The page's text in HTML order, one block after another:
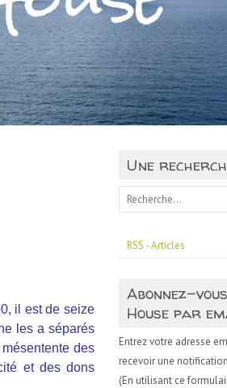
il est de seize
les a séparés
des
et des dons
Une
RSS - Articles
Abonnez-
House par
Entrez votre adresse
recevoir une
(En utilisant ce